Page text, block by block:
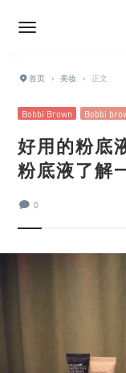
首页 › 美妆 › 正文
Bobbi Brown Bobbi
好用的粉底
粉底液了解
0